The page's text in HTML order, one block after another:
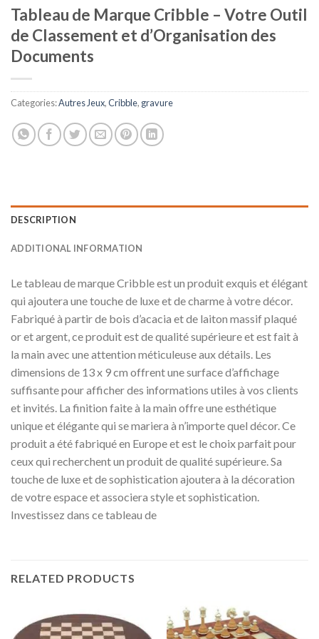
Tableau de Marque Cribble – Votre Outil
de Classement et d’Organisation des
Documents
Categories:Autres Jeux,Cribble, gravure
DESCRIPTION
ADDITIONAL INFORMATION
Le tableau de marque Cribble est un produit exquis et élégant
qui ajoutera une touche de luxe et de charme à votre décor.
Fabriqué à partir de bois d’acacia et de laiton massif plaqué
or et argent, ce produit est de qualité supérieure et est fait à
la main avec une attention méticuleuse aux détails. Les
dimensions de 13 x 9 cm offrent une surface d’affichage
suffisante pour afficher des informations utiles à vos clients
et invités. La finition faite à la main offre une esthétique
unique et élégante qui se mariera à n’importe quel décor. Ce
produit a été fabriqué en Europe et est le choix parfait pour
ceux qui recherchent un produit de qualité supérieure. Sa
touche de luxe et de sophistication ajoutera à la décoration
de votre espace et associera style et sophistication.
Investissez dans ce tableau de
RELATED PRODUCTS